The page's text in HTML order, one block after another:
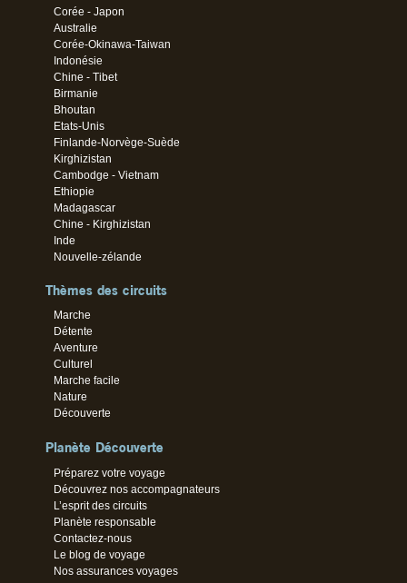
Corée - Japon
Australie
Corée-Okinawa-Taiwan
Indonésie
Chine - Tibet
Birmanie
Bhoutan
Etats-Unis
Finlande-Norvège-Suède
Kirghizistan
Cambodge - Vietnam
Ethiopie
Madagascar
Chine - Kirghizistan
Inde
Nouvelle-zélande
Thèmes des circuits
Marche
Détente
Aventure
Culturel
Marche facile
Nature
Découverte
Planète Découverte
Préparez votre voyage
Découvrez nos accompagnateurs
L’esprit des circuits
Planète responsable
Contactez-nous
Le blog de voyage
Nos assurances voyages